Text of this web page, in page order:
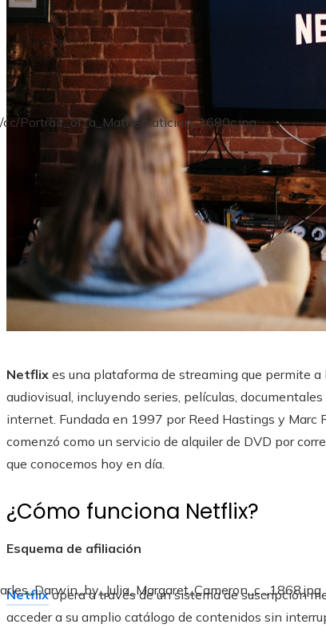
Netflix es una plataforma de streaming que permite
audiovisual, incluyendo series, películas,
internet. Fundada en 1997 por Reed Hastings y
comenzó como un servicio de alquiler de DVD por
que conocemos hoy en día.
¿Cómo funciona Netflix?
Esquema de afiliación
Netflixopera a través de un sistema de suscripción
acceder a su amplio catálogo de contenidos sin